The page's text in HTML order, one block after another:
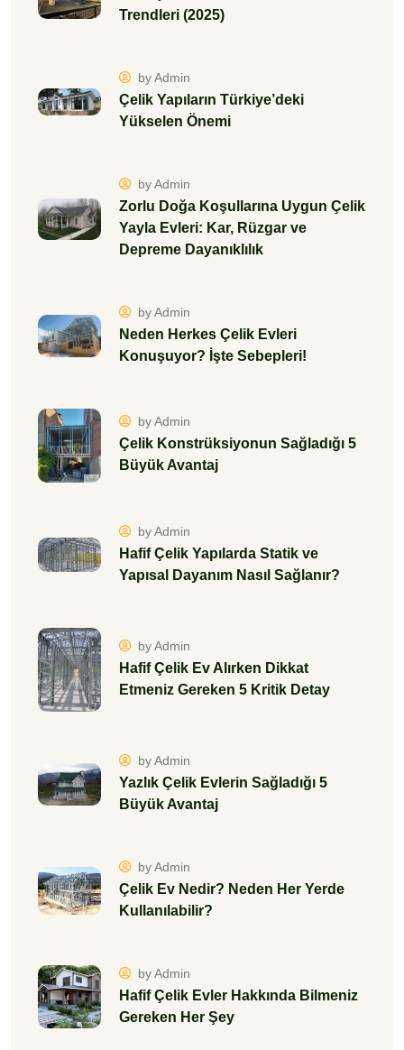
Trendleri (2025)
by Admin
Çelik Yapıların Türkiye’deki
Yükselen Önemi
by Admin
Zorlu Doğa Koşullarına Uygun Çelik
Yayla Evleri: Kar, Rüzgar ve
Depreme Dayanıklılık
by Admin
Neden Herkes Çelik Evleri
Konuşuyor? İşte Sebepleri!
by Admin
Çelik Konstrüksiyonun Sağladığı 5
Büyük Avantaj
by Admin
Hafif Çelik Yapılarda Statik ve
Yapısal Dayanım Nasıl Sağlanır?
by Admin
Hafif Çelik Ev Alırken Dikkat
Etmeniz Gereken 5 Kritik Detay
by Admin
Yazlık Çelik Evlerin Sağladığı 5
Büyük Avantaj
by Admin
Çelik Ev Nedir? Neden Her Yerde
Kullanılabilir?
by Admin
Hafif Çelik Evler Hakkında Bilmeniz
Gereken Her Şey